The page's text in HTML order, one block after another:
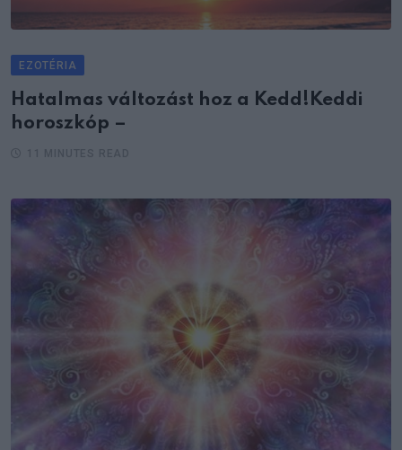
EZOTÉRIA
Hatalmas változást hoz a Kedd!Keddi
horoszkóp –